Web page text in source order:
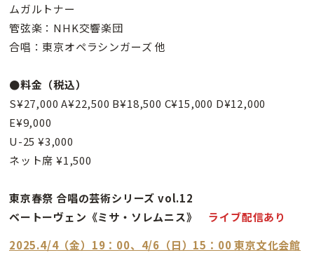
ムガルトナー
管弦楽：NHK交響楽団
合唱：東京オペラシンガーズ 他
●料金（税込）
S¥27,000 A¥22,500 B¥18,500 C¥15,000 D¥12,000
E¥9,000
U-25 ¥3,000
ネット席 ¥1,500
東京春祭 合唱の芸術シリーズ vol.12
ベートーヴェン《ミサ・ソレムニス》
ライブ配信あり
2025.4/4（金）19：00、4/6（日）15：00 東京文化会館